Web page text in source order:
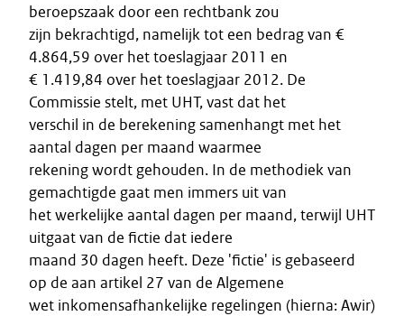
beroepszaak door een rechtbank zou
zijn bekrachtigd, namelijk tot een bedrag van €
4.864,59 over het toeslagjaar 2011 en
€ 1.419,84 over het toeslagjaar 2012. De
Commissie stelt, met UHT, vast dat het
verschil in de berekening samenhangt met het
aantal dagen per maand waarmee
rekening wordt gehouden. In de methodiek van
gemachtigde gaat men immers uit van
het werkelijke aantal dagen per maand, terwijl UHT
uitgaat van de fictie dat iedere
maand 30 dagen heeft. Deze 'fictie' is gebaseerd
op de aan artikel 27 van de Algemene
wet inkomensafhankelijke regelingen (hierna: Awir)